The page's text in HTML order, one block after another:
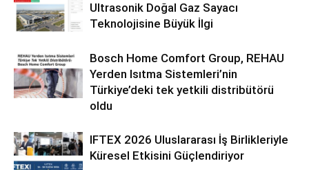
Ultrasonik Doğal Gaz Sayacı
Teknolojisine Büyük İlgi
Bosch Home Comfort Group, REHAU
Yerden Isıtma Sistemleri’nin
Türkiye’deki tek yetkili distribütörü
oldu
IFTEX 2026 Uluslararası İş Birlikleriyle
Küresel Etkisini Güçlendiriyor